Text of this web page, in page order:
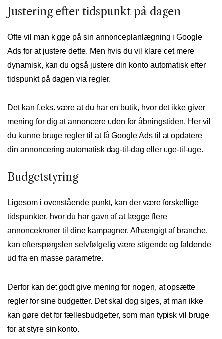
Justering efter tidspunkt på dagen
Ofte vil man kigge på sin annonceplanlægning i Google
Ads for at justere dette. Men hvis du vil klare det mere
dynamisk, kan du også justere din konto automatisk efter
tidspunkt på dagen via regler.
Det kan f.eks. være at du har en butik, hvor det ikke giver
mening for dig at annoncere uden for åbningstiden. Her vil
du kunne bruge regler til at få Google Ads til at opdatere
din annoncering automatisk dag-til-dag eller uge-til-uge.
Budgetstyring
Ligesom i ovenstående punkt, kan der være forskellige
tidspunkter, hvor du har gavn af at lægge flere
annoncekroner til dine kampagner. Afhængigt af branche,
kan efterspørgslen selvfølgelig være stigende og faldende
ud fra en masse parametre.
Derfor kan det godt give mening for nogen, at opsætte
regler for sine budgetter. Det skal dog siges, at man ikke
kan gøre det for fællesbudgetter, som man typisk vil bruge
for at styre sin konto.